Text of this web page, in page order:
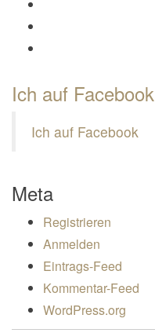
Ich auf Facebook
Ich auf Facebook
Meta
Registrieren
Anmelden
Eintrags-Feed
Kommentar-Feed
WordPress.org